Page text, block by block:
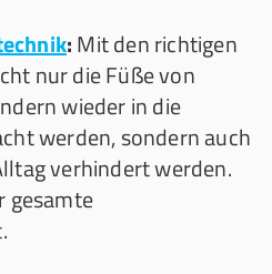
:Mit den richtigen
nur die Füße von
wieder in die
werden, sondern auch
verhindert werden.
gesamte